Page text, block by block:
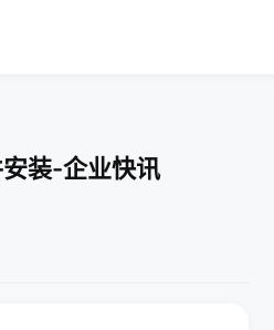
装-企业快讯